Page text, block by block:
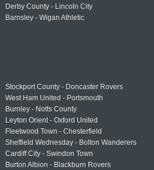
Derby County - Lincoln City
Barnsley - Wigan Athletic
Stockport County - Doncaster Rovers
West Ham United - Portsmouth
Burnley - Notts County
Leyton Orient - Oxford United
Fleetwood Town - Chesterfield
Sheffield Wednesday - Bolton Wanderers
Cardiff City - Swindon Town
Burton Albion - Blackburn Rovers